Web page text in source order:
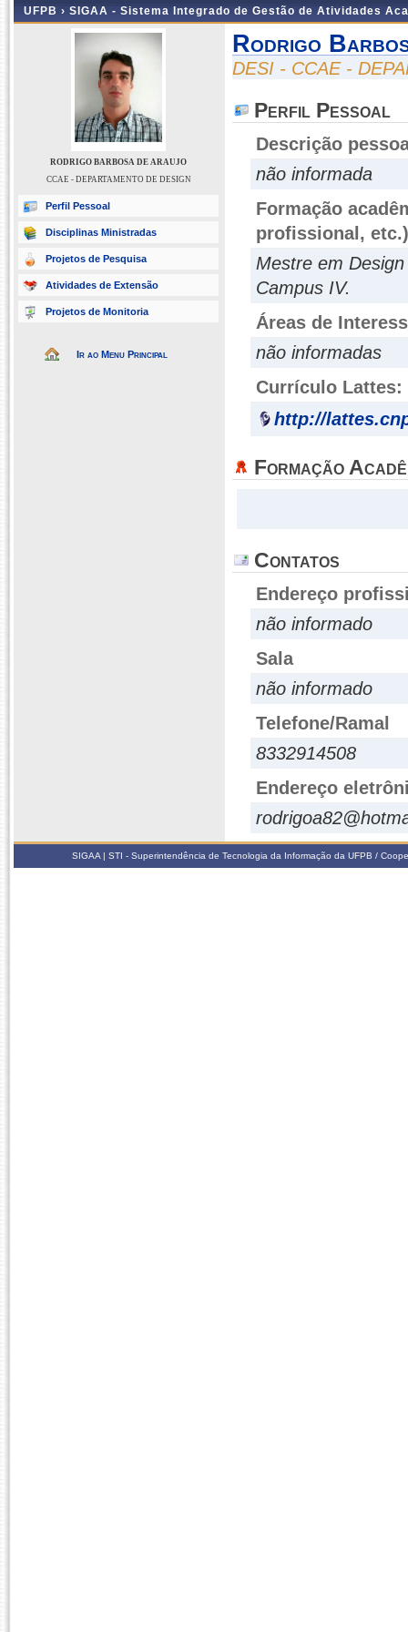
UFPB › SIGAA - Sistema Integrado de Gestão de Atividades
RODRIGO BARBOSA DE ARAUJO
CCAE - DEPARTAMENTO DE DESIGN
Perfil Pessoal
Disciplinas Ministradas
Projetos de Pesquisa
Atividades de Extensão
Projetos de Monitoria
Ir ao Menu Principal
Rodrigo
DESI - CCAE -
Perfil Pessoal
Descrição
não informada
Formação
profissional, etc.)
Mestre em
Campus IV.
Áreas de
não informadas
Currículo Lattes:
http://
Formação
Contatos
Endereço
não informado
Sala
não informado
Telefone/Ramal
8332914508
Endereço
SIGAA | STI - Superintendência de Tecnologia da Informação da UFPB /